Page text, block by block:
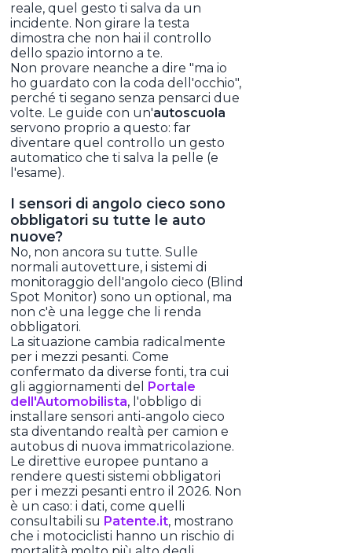
reale, quel gesto ti salva da un
incidente. Non girare la testa
dimostra che non hai il controllo
dello spazio intorno a te.
Non provare neanche a dire "ma io
ho guardato con la coda dell'occhio",
perché ti segano senza pensarci due
volte. Le guide con un'autoscuola
servono proprio a questo: far
diventare quel controllo un gesto
automatico che ti salva la pelle (e
l'esame).
I sensori di angolo cieco sono
obbligatori su tutte le auto
nuove?
No, non ancora su tutte. Sulle
normali autovetture, i sistemi di
monitoraggio dell'angolo cieco (Blind
Spot Monitor) sono un optional, ma
non c'è una legge che li renda
obbligatori.
La situazione cambia radicalmente
per i mezzi pesanti. Come
confermato da diverse fonti, tra cui
gli aggiornamenti del Portale
dell'Automobilista, l'obbligo di
installare sensori anti-angolo cieco
sta diventando realtà per camion e
autobus di nuova immatricolazione.
Le direttive europee puntano a
rendere questi sistemi obbligatori
per i mezzi pesanti entro il 2026. Non
è un caso: i dati, come quelli
consultabili su Patente.it, mostrano
che i motociclisti hanno un rischio di